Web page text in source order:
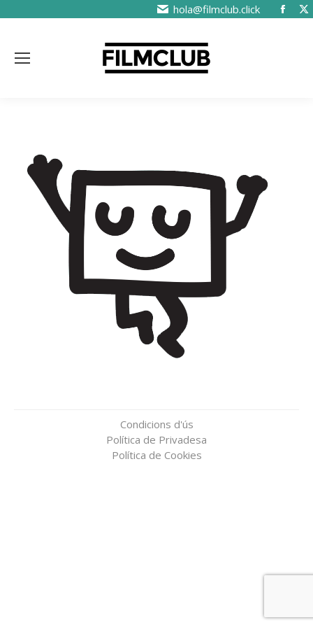
hola@filmclub.click
Condicions d'ús
Política de Privadesa
Política de Cookies